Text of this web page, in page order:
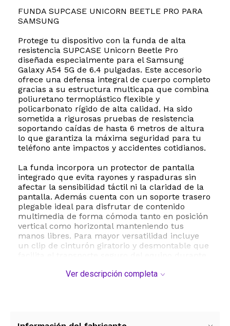
FUNDA SUPCASE UNICORN BEETLE PRO PARA
SAMSUNG
Protege tu dispositivo con la funda de alta
resistencia SUPCASE Unicorn Beetle Pro
diseñada especialmente para el Samsung
Galaxy A54 5G de 6.4 pulgadas. Este accesorio
ofrece una defensa integral de cuerpo completo
gracias a su estructura multicapa que combina
poliuretano termoplástico flexible y
policarbonato rígido de alta calidad. Ha sido
sometida a rigurosas pruebas de resistencia
soportando caídas de hasta 6 metros de altura
lo que garantiza la máxima seguridad para tu
teléfono ante impactos y accidentes cotidianos.
La funda incorpora un protector de pantalla
integrado que evita rayones y raspaduras sin
afectar la sensibilidad táctil ni la claridad de la
pantalla. Además cuenta con un soporte trasero
plegable ideal para disfrutar de contenido
multimedia de forma cómoda tanto en posición
vertical como horizontal manteniendo tus
manos libres. Para mayor versatilidad incluye
un clip de cinturón giratorio y desmontable que
carcasa brinda una protección extrema sin
Ver descripción completa